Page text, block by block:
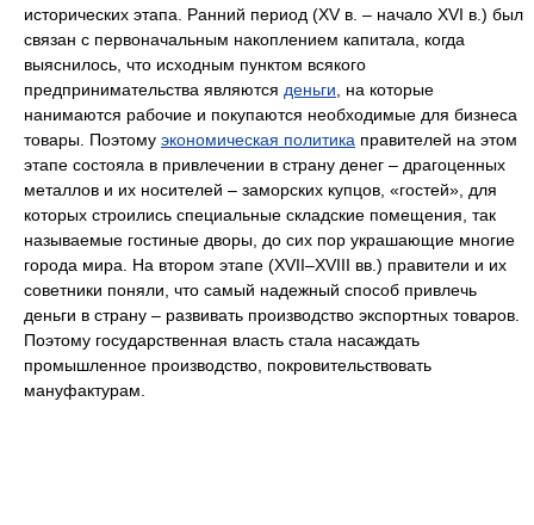
исторических этапа. Ранний период (XV в. – начало XVI в.) был
связан с первоначальным накоплением капитала, когда
выяснилось, что исходным пунктом всякого
предпринимательства являются деньги , на которые
нанимаются рабочие и покупаются необходимые для бизнеса
товары. Поэтому экономическая политика правителей на этом
этапе состояла в привлечении в страну денег – драгоценных
металлов и их носителей – заморских купцов, «гостей», для
которых строились специальные складские помещения, так
называемые гостиные дворы, до сих пор украшающие многие
города мира. На втором этапе (XVII–XVIII вв.) правители и их
советники поняли, что самый надежный способ привлечь
деньги в страну – развивать производство экспортных товаров.
Поэтому государственная власть стала насаждать
промышленное производство, покровительствовать
мануфактурам.